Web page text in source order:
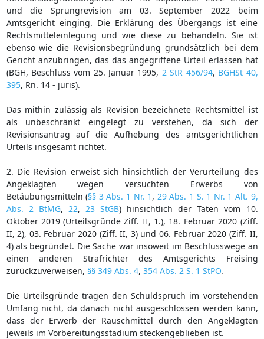
und die Sprungrevision am 03. September 2022 beim
Amtsgericht einging. Die Erklärung des Übergangs ist eine
Rechtsmitteleinlegung und wie diese zu behandeln. Sie ist
ebenso wie die Revisionsbegründung grundsätzlich bei dem
Gericht anzubringen, das das angegriffene Urteil erlassen hat
(BGH, Beschluss vom 25. Januar 1995, 2 StR 456/94, BGHSt 40,
395, Rn. 14 - juris).
Das mithin zulässig als Revision bezeichnete Rechtsmittel ist
als unbeschränkt eingelegt zu verstehen, da sich der
Revisionsantrag auf die Aufhebung des amtsgerichtlichen
Urteils insgesamt richtet.
2. Die Revision erweist sich hinsichtlich der Verurteilung des
Angeklagten wegen versuchten Erwerbs von
Betäubungsmitteln (§§ 3 Abs. 1 Nr. 1 , 29 Abs. 1 S. 1 Nr. 1 Alt. 9,
Abs. 2 BtMG, 22, 23 StGB) hinsichtlich der Taten vom 10.
Oktober 2019 (Urteilsgründe Ziff. II, 1.), 18. Februar 2020 (Ziff.
II, 2), 03. Februar 2020 (Ziff. II, 3) und 06. Februar 2020 (Ziff. II,
4) als begründet. Die Sache war insoweit im Beschlusswege an
einen anderen Strafrichter des Amtsgerichts Freising
zurückzuverweisen, §§ 349 Abs. 4, 354 Abs. 2 S. 1 StPO.
Die Urteilsgründe tragen den Schuldspruch im vorstehenden
Umfang nicht, da danach nicht ausgeschlossen werden kann,
dass der Erwerb der Rauschmittel durch den Angeklagten
jeweils im Vorbereitungsstadium steckengeblieben ist.